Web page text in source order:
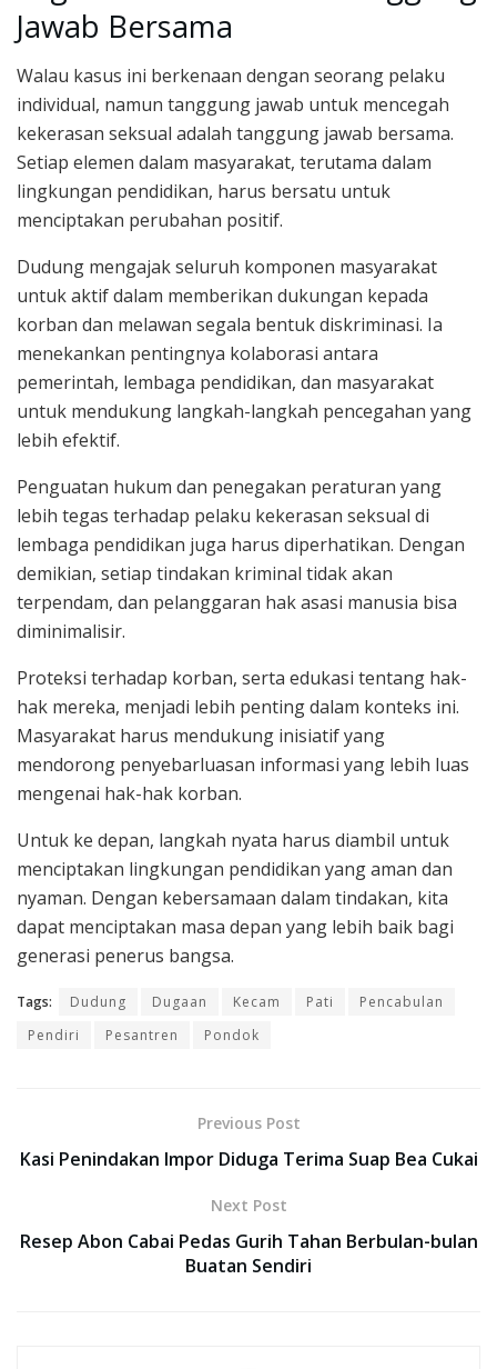
Jawab Bersama
Walau kasus ini berkenaan dengan seorang pelaku
individual, namun tanggung jawab untuk mencegah
kekerasan seksual adalah tanggung jawab bersama.
Setiap elemen dalam masyarakat, terutama dalam
lingkungan pendidikan, harus bersatu untuk
menciptakan perubahan positif.
Dudung mengajak seluruh komponen masyarakat
untuk aktif dalam memberikan dukungan kepada
korban dan melawan segala bentuk diskriminasi. Ia
menekankan pentingnya kolaborasi antara
pemerintah, lembaga pendidikan, dan masyarakat
untuk mendukung langkah-langkah pencegahan yang
lebih efektif.
Penguatan hukum dan penegakan peraturan yang
lebih tegas terhadap pelaku kekerasan seksual di
lembaga pendidikan juga harus diperhatikan. Dengan
demikian, setiap tindakan kriminal tidak akan
terpendam, dan pelanggaran hak asasi manusia bisa
diminimalisir.
Proteksi terhadap korban, serta edukasi tentang hak-
hak mereka, menjadi lebih penting dalam konteks ini.
Masyarakat harus mendukung inisiatif yang
mendorong penyebarluasan informasi yang lebih luas
mengenai hak-hak korban.
Untuk ke depan, langkah nyata harus diambil untuk
menciptakan lingkungan pendidikan yang aman dan
nyaman. Dengan kebersamaan dalam tindakan, kita
dapat menciptakan masa depan yang lebih baik bagi
generasi penerus bangsa.
Tags: Dudung Dugaan Kecam Pati
Pencabulan
Pendiri
Pesantren Pondok
Previous Post
Kasi Penindakan Impor Diduga Terima Suap Bea Cukai
Next Post
Resep Abon Cabai Pedas Gurih Tahan Berbulan-bulan
Buatan Sendiri